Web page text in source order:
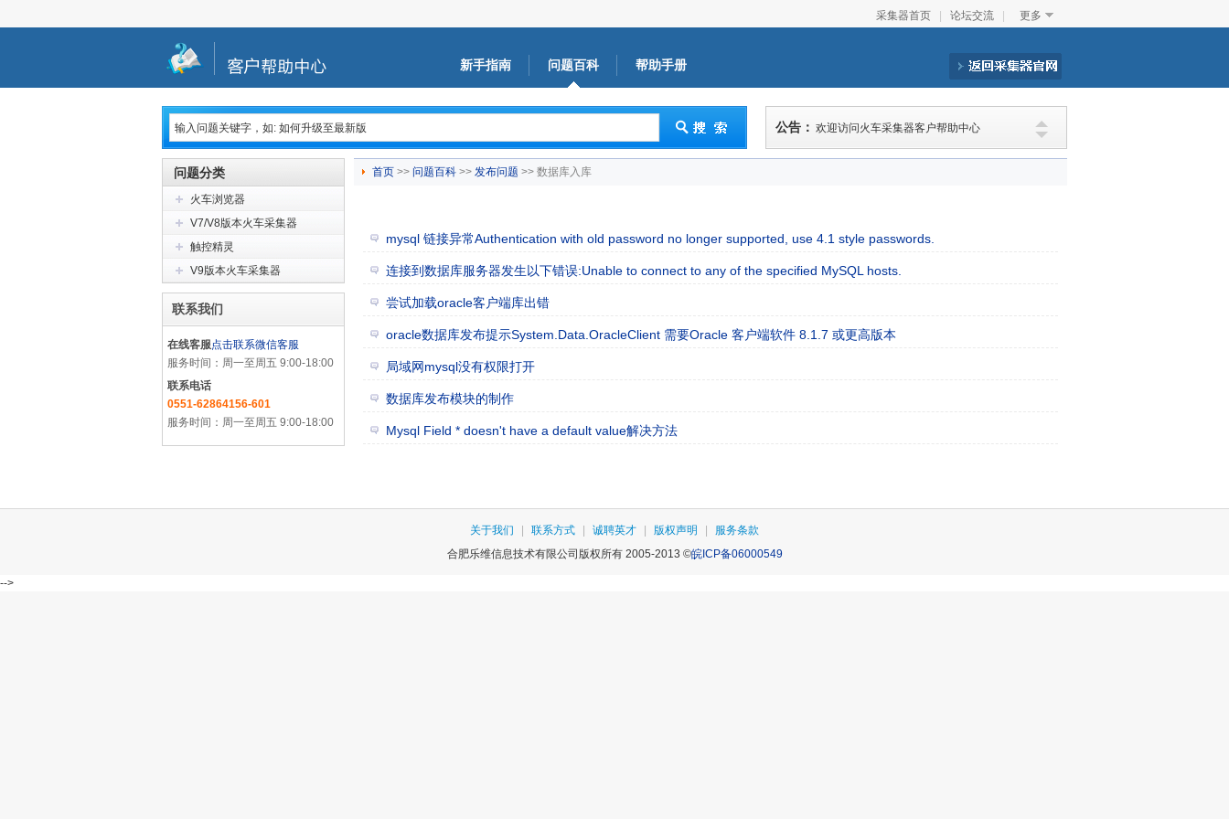
采集器首页 论坛交流 更多
新手指南 问题百科 帮助手册
公告： 欢迎访问火车采集器客户帮助中心
问题分类
火车浏览器
V7/V8版本火车采集器
触控精灵
V9版本火车采集器
联系我们
在线客服点击联系微信客服
服务时间：周一至周五 9:00-18:00
联系电话
0551-62864156-601
服务时间：周一至周五 9:00-18:00
首页 >> 问题百科 >> 发布问题 >> 数据库入库
mysql 链接异常Authentication with old password no longer supported, use 4.1 style passwords.
连接到数据库服务器发生以下错误:Unable to connect to any of the specified MySQL hosts.
尝试加载oracle客户端库出错
oracle数据库发布提示System.Data.OracleClient 需要Oracle 客户端软件 8.1.7 或更高版本
局域网mysql没有权限打开
数据库发布模块的制作
Mysql Field * doesn't have a default value解决方法
关于我们 联系方式 诚聘英才 版权声明
服务条款
合肥乐维信息技术有限公司版权所有 2005-2013 ©皖ICP备06000549
-->